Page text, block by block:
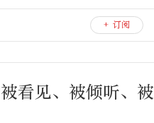
+ 订阅
看见、被倾听、被